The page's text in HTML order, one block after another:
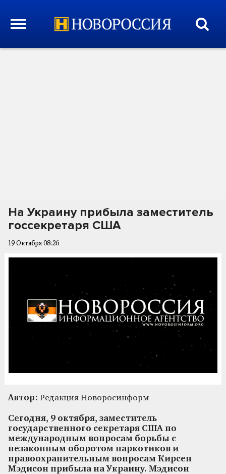
На Украину прибыла заместитель
госсекретаря США
19 Октября 08:26
Автор: Редакция Новоросинформ
Сегодня, 9 октября, заместитель
государственного секретаря США по
международным вопросам борьбы с
незаконным оборотом наркотиков и
правоохранительным вопросам Кирсен
Мэдисон прибыла на Украину. Мэдисон